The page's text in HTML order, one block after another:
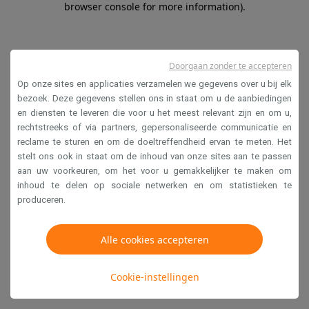
browser console for more information).
Op onze sites en applicaties verzamelen we gegevens over u bij elk
bezoek. Deze gegevens stellen ons in staat om u de aanbiedingen
en diensten te leveren die voor u het meest relevant zijn en om u,
rechtstreeks of via partners, gepersonaliseerde communicatie en
reclame te sturen en om de doeltreffendheid ervan te meten. Het
stelt ons ook in staat om de inhoud van onze sites aan te passen
aan uw voorkeuren, om het voor u gemakkelijker te maken om
inhoud te delen op sociale netwerken en om statistieken te
produceren.
Alle cookies accepteren
Cookie-instellingen
Doorgaan zonder te accepteren